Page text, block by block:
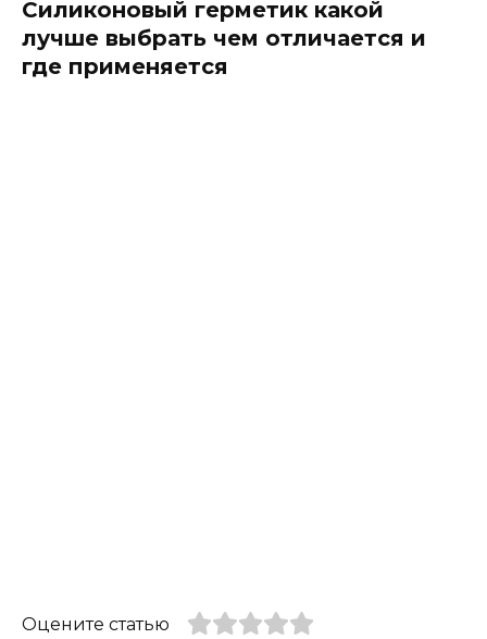
Силиконовый герметик какой
лучше выбрать чем отличается и
где применяется
Оцените статью